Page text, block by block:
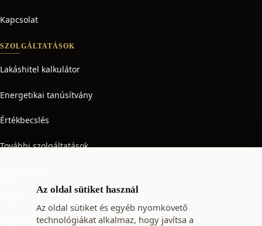
Az oldal sütiket használ
Az oldal sütiket és egyéb nyomkövető
technológiákat alkalmaz, hogy javítsa a
Kapcsolat
SZOLGÁLTATÁSOK
Lakáshitel kalkulátor
Energetikai tanúsítvány
Értékbecslés
További szolgáltatások
Ingatlan adó